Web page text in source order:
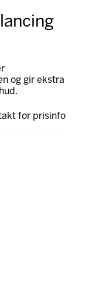
og gir ekstra
for prisinfo